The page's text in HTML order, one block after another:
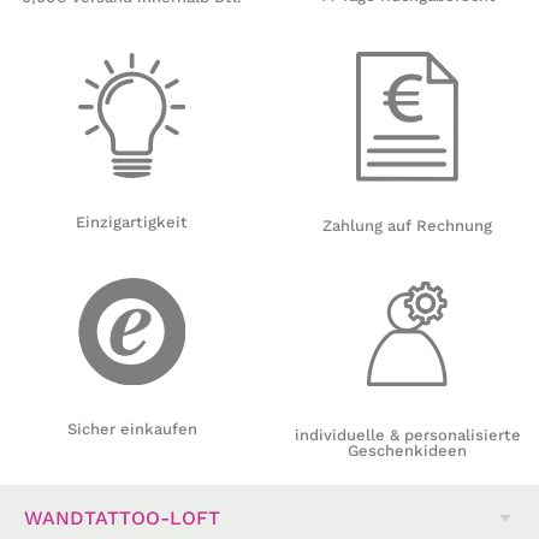
Einzigartigkeit
Sicher einkaufen
Zahlung auf Rechnung
individuelle & personalisierte
Geschenkideen
WANDTATTOO-LOFT